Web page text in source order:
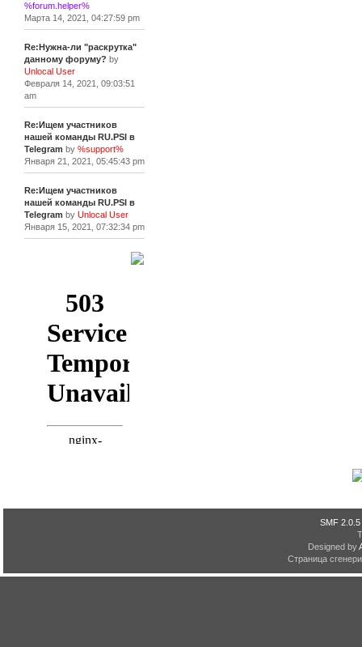
%forum.helper%
Марта 14, 2021, 04:27:59 pm
Re:Нужна-ли "раскрутка"
данному форуму? by
Unlocal User
Февраля 14, 2021, 09:03:51
am
Re:Ищем участников
нашей команды RU.PSI в
Telegram by %support%
Января 21, 2021, 05:45:43 pm
Re:Ищем участников
нашей команды RU.PSI в
Telegram by Unlocal User
Января 15, 2021, 07:32:34 pm
SMF 2.0.5
Designed by
Страница